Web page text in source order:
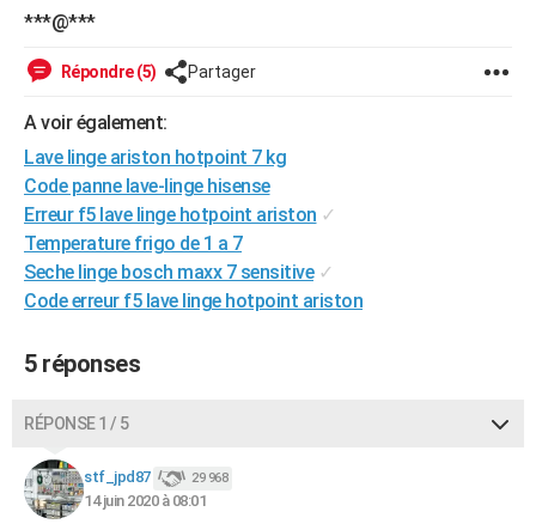
VOYAGE
PHOTO
BONS PLANS
CARTE DE VOEUX
Carte de Noël
Carte Bonne année
Carte Saint-Valentin
Carte Pâques
Carte d'anniversaire
DICTIONNAIRE
Dictionnaire
Biographies
Citations
Expressions
Proverbes
PROGRAMME TV
Bricolage
Lifestyle
Culture
Sport
Auto
Television
Voyage
Cinema
***@***
Répondre (5) Partager
A voir également:
Lave linge ariston hotpoint 7 kg
Code panne lave-linge hisense
Erreur f5 lave linge hotpoint ariston ✓
Temperature frigo de 1 a 7
Seche linge bosch maxx 7 sensitive ✓
Code erreur f5 lave linge hotpoint ariston
5 réponses
RÉPONSE 1 / 5
stf_jpd87 29 968
14 juin 2020 à 08:01